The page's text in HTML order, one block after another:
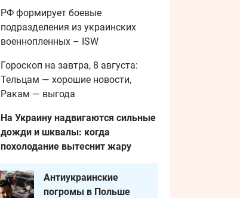
РФ формирует боевые
подразделения из украинских
военнопленных – ISW
Гороскоп на завтра, 8 августа:
Тельцам — хорошие новости,
Ракам — выгода
На Украину надвигаются сильные
дожди и шквалы: когда
похолодание вытеснит жару
Антиукраинские
погромы в Польше